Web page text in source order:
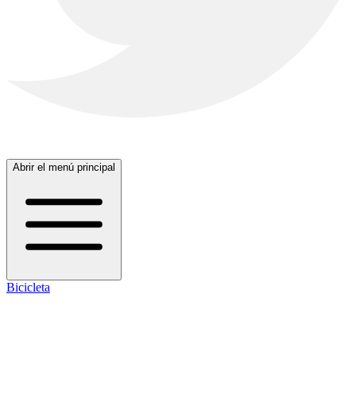
Abrir el menú principal
Bicicleta